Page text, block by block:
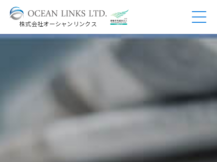
株式会社オーシャンリンクス